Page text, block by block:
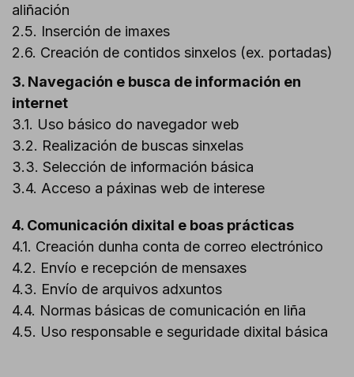
aliñación
2.5. Inserción de imaxes
2.6. Creación de contidos sinxelos (ex. portadas)
3. Navegación e busca de información en
internet
3.1. Uso básico do navegador web
3.2. Realización de buscas sinxelas
3.3. Selección de información básica
3.4. Acceso a páxinas web de interese
4. Comunicación dixital e boas prácticas
4.1. Creación dunha conta de correo electrónico
4.2. Envío e recepción de mensaxes
4.3. Envío de arquivos adxuntos
4.4. Normas básicas de comunicación en liña
4.5. Uso responsable e seguridade dixital básica